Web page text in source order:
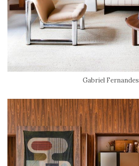
Gabriel Fernandes